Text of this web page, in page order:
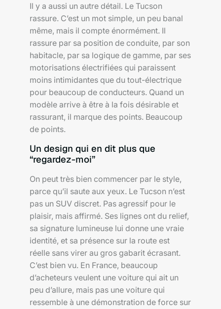
Il y a aussi un autre détail. Le Tucson
rassure. C’est un mot simple, un peu banal
même, mais il compte énormément. Il
rassure par sa position de conduite, par son
habitacle, par sa logique de gamme, par ses
motorisations électrifiées qui paraissent
moins intimidantes que du tout-électrique
pour beaucoup de conducteurs. Quand un
modèle arrive à être à la fois désirable et
rassurant, il marque des points. Beaucoup
de points.
Un design qui en dit plus que
“regardez-moi”
On peut très bien commencer par le style,
parce qu’il saute aux yeux. Le Tucson n’est
pas un SUV discret. Pas agressif pour le
plaisir, mais affirmé. Ses lignes ont du relief,
sa signature lumineuse lui donne une vraie
identité, et sa présence sur la route est
réelle sans virer au gros gabarit écrasant.
C’est bien vu. En France, beaucoup
d’acheteurs veulent une voiture qui ait un
peu d’allure, mais pas une voiture qui
ressemble à une démonstration de force sur